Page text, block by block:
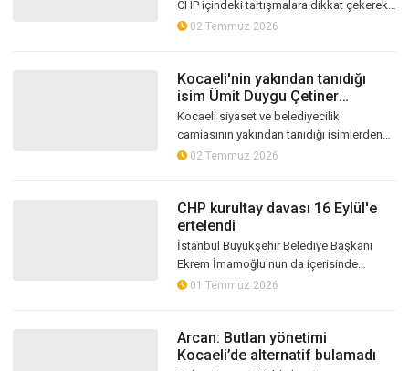
CHP içindeki tartışmalara dikkat çekerek
İl Başkanı Erdem Arcan’a yönelik “Oscar
02 Temmuz 2026
Kocaeli'nin yakından tanıdığı
isim Ümit Duygu Çetiner
gözaltında!
Kocaeli siyaset ve belediyecilik
camiasının yakından tanıdığı isimlerden
biri olan, İzmit Belediyesi'ndeki
02 Temmuz 2026
CHP kurultay davası 16 Eylül'e
ertelendi
İstanbul Büyükşehir Belediye Başkanı
Ekrem İmamoğlu'nun da içerisinde
bulunduğu tutuksuz 12 sanığın ‘seçim
01 Temmuz 2026
Arcan: Butlan yönetimi
Kocaeli’de alternatif bulamadı